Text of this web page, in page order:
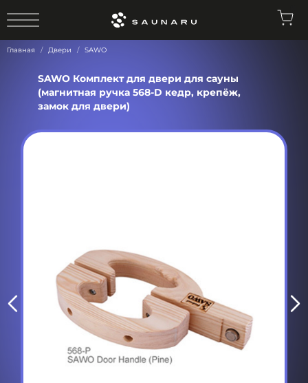
Главная Двери SAWO
SAWO Комплект для двери для сауны
(магнитная ручка 568-D кедр, крепёж,
замок для двери)